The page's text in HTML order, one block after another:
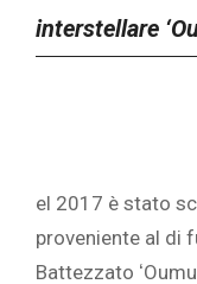
interstellare
el 2017 è stato
proveniente al di
Battezzato ʻ